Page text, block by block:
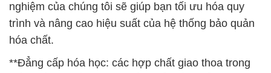
nghiệm của chúng tôi sẽ giúp bạn tối ưu hóa quy
trình và nâng cao hiệu suất của hệ thống bảo quản
hóa chất.
**Đẳng cấp hóa học: các hợp chất giao thoa trong